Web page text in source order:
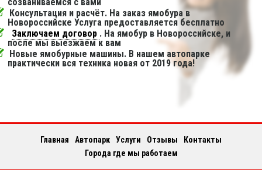
Консультация и расчёт. На заказ ямобура в
Новороссийске Услуга предоставляется бесплатно
Заключаем договор . На ямобур в Новороссийске, и
после мы выезжаем к вам
Новые ямобурные машины. В нашем автопарке
практически вся техника новая от 2019 года!
Главная Автопарк Услуги Отзывы
Контакты
Города где мы работаем